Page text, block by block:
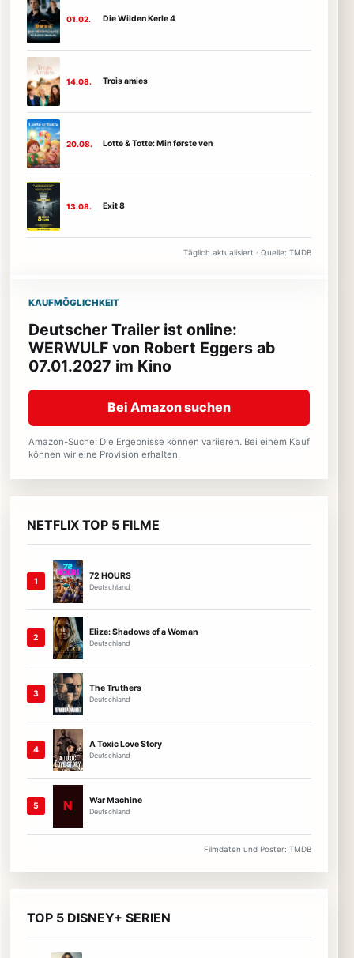
01.02. Die Wilden Kerle 4
14.08. Trois amies
20.08. Lotte & Totte: Min første ven
13.08. Exit 8
Täglich aktualisiert · Quelle: TMDB
KAUFMÖGLICHKEIT
Deutscher Trailer ist online:
WERWULF von Robert Eggers ab
07.01.2027 im Kino
Bei Amazon suchen
Amazon-Suche: Die Ergebnisse können variieren. Bei einem Kauf
können wir eine Provision erhalten.
NETFLIX TOP 5 FILME
1 72 HOURS
Deutschland
2 Elize: Shadows of a Woman
Deutschland
3 The Truthers
Deutschland
4 A Toxic Love Story
Deutschland
5 N War Machine
Deutschland
Filmdaten und Poster: TMDB
TOP 5 DISNEY+ SERIEN